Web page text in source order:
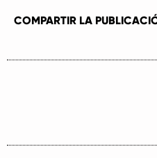
COMPARTIR LA